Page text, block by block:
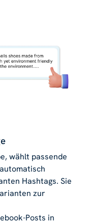
wählt passende
Hashtags. Sie
zur
Posts in